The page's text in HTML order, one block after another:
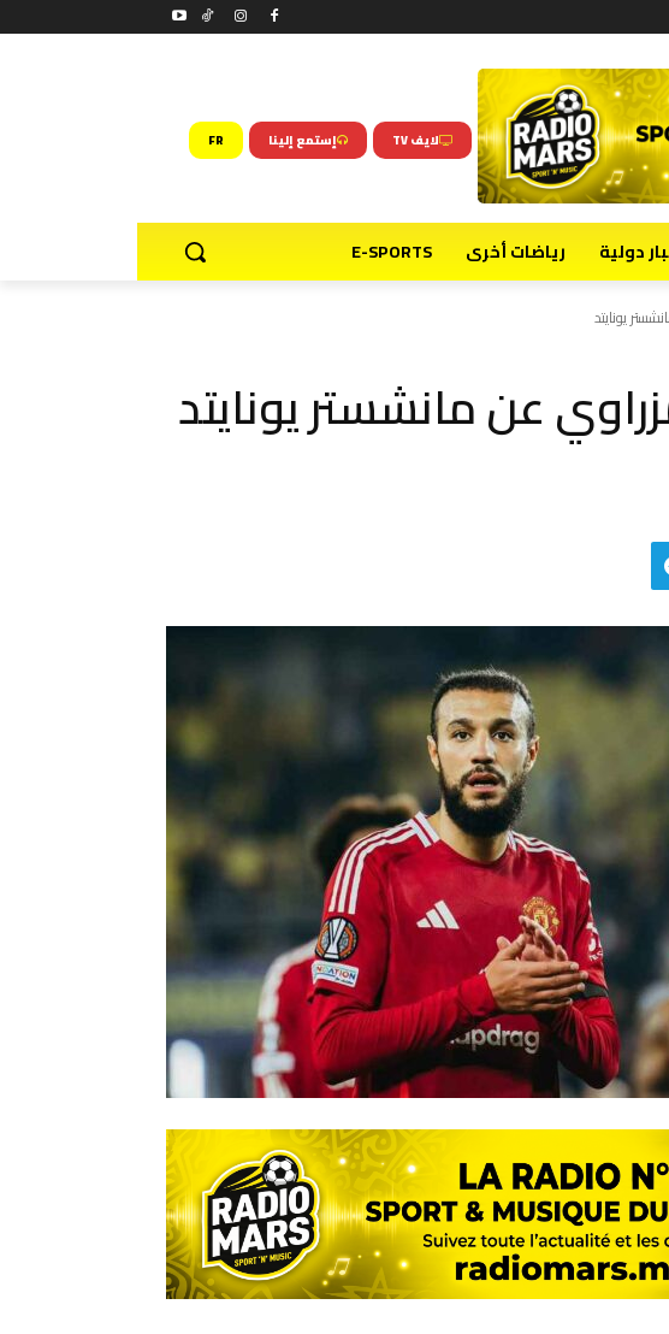
لايف TV إستمع إلينا FR
دولية رياضات أخرى E-SPORTS
يونايتد
عن مانشستر يونايتد